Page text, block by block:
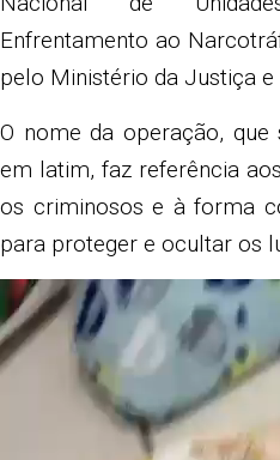
Enfrentamento ao
pelo Ministério da Justiça e
O nome da operação, que
em latim, faz referência
os criminosos e à forma
para proteger e ocultar os